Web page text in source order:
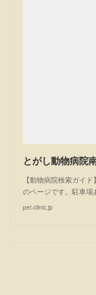
とがし動物病院
【動物病院検索ガイ
のページです。駐車場
pet-clinic.jp